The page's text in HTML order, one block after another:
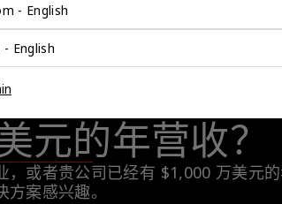
一家大型企业
元的年营收？
，或者贵公司已经有 $1,000 万美元
案感兴趣。
- English
English